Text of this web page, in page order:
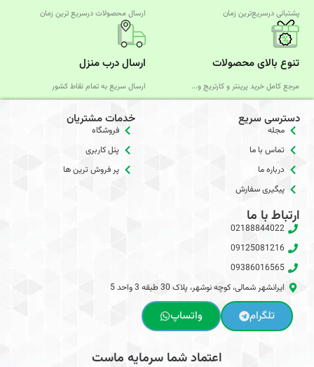
پشتبانی درسریع‌ترین زمان ارسال محصولات درسریع‌ ترین زمان
تنوع بالای محصولات
مرجع کامل خرید پرینتر و کارتریج و...
ارسال درب منزل
ارسال سریع به تمام نقاط کشور
دسترسی سریع
مجله
تماس با ما
درباره ما
پیگیری سفارش
خدمات مشتریان
فروشگاه
پنل کاربری
پر فروش ترین ها
ارتباط با ما
02188844022
09125081216
09386016565
ایرانشهر شمالی، کوچه نوشهر، پلاک 30 طبقه 3 واحد 5
تلگرام واتساپ
اعتماد شما سرمایه ماست